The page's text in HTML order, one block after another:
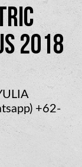
2018
+62-